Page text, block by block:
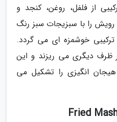
از فلفل، روغن، کنجد و
را با سبزیجات سبز رنگ
خوشمزه ای می گردد.
ظرف دیگری می ریزند و این
انگیزی را تشکیل می